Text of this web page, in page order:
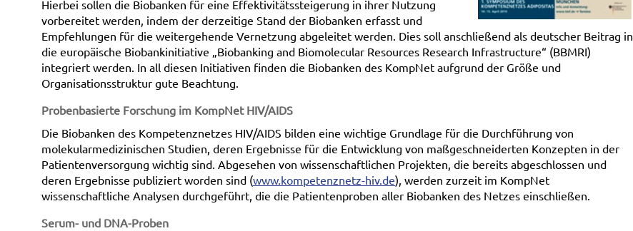
Hierbei sollen die Biobanken für eine Effektivitätssteigerung in ihrer Nutzung
vorbereitet werden, indem der derzeitige Stand der Biobanken erfasst und
Empfehlungen für die weitergehende Vernetzung abgeleitet werden. Dies soll anschließend als deutscher Beitrag in
die europäische Biobankinitiative „Biobanking and Biomolecular Resources Research Infrastructure“ (BBMRI)
integriert werden. In all diesen Initiativen finden die Biobanken des KompNet aufgrund der Größe und
Organisationsstruktur gute Beachtung.
Probenbasierte Forschung im KompNet HIV/AIDS
Die Biobanken des Kompetenznetzes HIV/AIDS bilden eine wichtige Grundlage für die Durchführung von
molekularmedizinischen Studien, deren Ergebnisse für die Entwicklung von maßgeschneiderten Konzepten in der
Patientenversorgung wichtig sind. Abgesehen von wissenschaftlichen Projekten, die bereits abgeschlossen und
deren Ergebnisse publiziert worden sind (www.kompetenznetz-hiv.de), werden zurzeit im KompNet
wissenschaftliche Analysen durchgeführt, die die Patientenproben aller Biobanken des Netzes einschließen.
Serum- und DNA-Proben